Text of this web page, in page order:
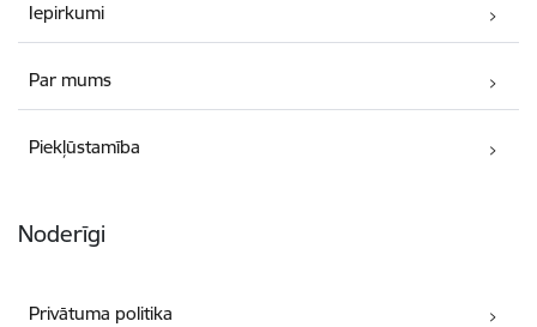
Iepirkumi
Par mums
Piekļūstamība
Noderīgi
Privātuma politika